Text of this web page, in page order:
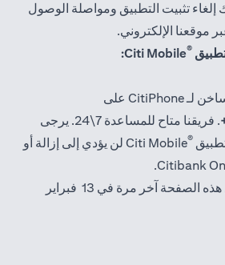
إلغاء تثبيت التطبيق ومواصلة الوصول
®
Citi Mobile:
برجاء الاتصال بالخط الساخن لـ CitiPhone على
. فريقنا متاح للمساعدة 7\24. يرجى
®
Citi Mobile لن يؤدي إلى إزالة أو
تم تعديل هذه الصفحة آخر مرة في 13 فبراير